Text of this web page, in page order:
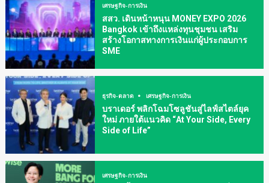
เศรษฐกิจ-การเงิน
สสว. เดินหน้าหนุน MONEY EXPO 2026
Bangkok เข้าถึงแหล่งทุนชุมชน เสริม
สร้างโอกาสทางการเงินแก่ผู้ประกอบการ
SME
ธุรกิจ-ตลาด เศรษฐกิจ-การเงิน
บราเดอร์ พลิกโฉมโซลูชันสู่ไลฟ์สไตล์ยุค
ใหม่ ภายใต้แนวคิด “At Your Side, Every
Side of Life”
เศรษฐกิจ-การเงิน